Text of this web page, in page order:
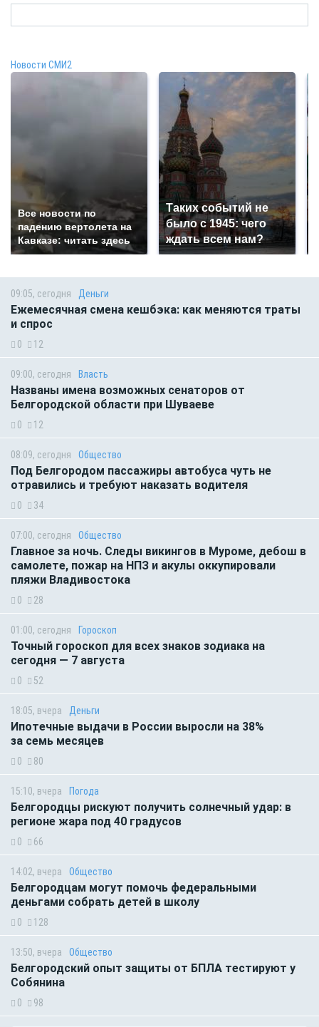
Новости СМИ2
Все новости по
падению вертолета на
Кавказе: читать здесь
Таких событий не
было с 1945: чего
ждать всем нам?
09:05, сегодня Деньги
Ежемесячная смена кешбэка: как меняются траты
и спрос
0 12
09:00, сегодня Власть
Названы имена возможных сенаторов от
Белгородской области при Шуваеве
0 12
08:09, сегодня Общество
Под Белгородом пассажиры автобуса чуть не
отравились и требуют наказать водителя
0 34
07:00, сегодня Общество
Главное за ночь. Следы викингов в Муроме, дебош в
самолете, пожар на НПЗ и акулы оккупировали
пляжи Владивостока
0 28
01:00, сегодня Гороскоп
Точный гороскоп для всех знаков зодиака на
сегодня — 7 августа
0 52
18:05, вчера Деньги
Ипотечные выдачи в России выросли на 38%
за семь месяцев
0 80
15:10, вчера Погода
Белгородцы рискуют получить солнечный удар: в
регионе жара под 40 градусов
0 66
14:02, вчера Общество
Белгородцам могут помочь федеральными
деньгами собрать детей в школу
0 128
13:50, вчера Общество
Белгородский опыт защиты от БПЛА тестируют у
Собянина
0 98